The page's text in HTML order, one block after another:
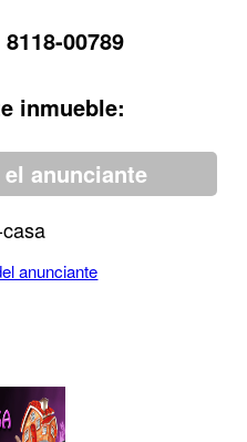
00789
inmueble:
anunciante
anunciante